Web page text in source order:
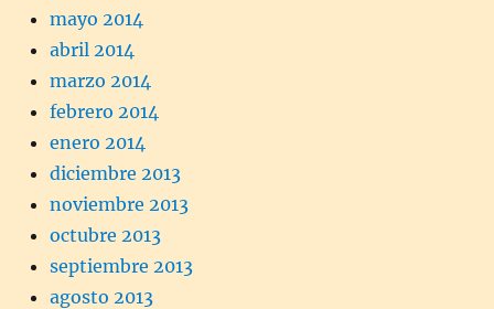
mayo 2014
abril 2014
marzo 2014
febrero 2014
enero 2014
diciembre 2013
noviembre 2013
octubre 2013
septiembre 2013
agosto 2013